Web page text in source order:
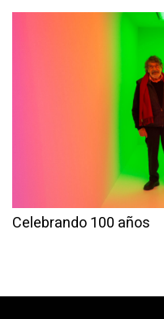
Celebrando 100 años